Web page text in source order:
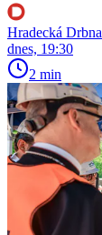
Hradecká Drbna
dnes, 19:30
2 min